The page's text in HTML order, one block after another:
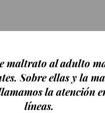
maltrato al adulto
Sobre ellas y la
la atención
líneas.